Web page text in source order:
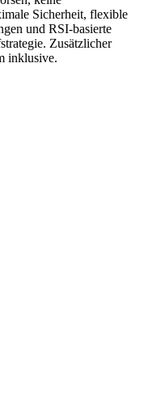
Sicherheit, flexible
und RSI-basierte
Zusätzlicher
inklusive.